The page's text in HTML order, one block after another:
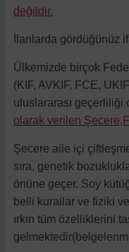
değildir.
İlanlarda gördüğünüz
Ülkemizde birçok
(KIF, AVKIF, FCE,
uluslararası geçerliliği
olarak verilen
Şecere aile içi
sıra, genetik
önüne geçer. Soy
belli kurallar ve fiziki
ırkın tüm özelliklerini